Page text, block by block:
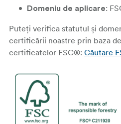
Domeniu de aplicare:
Puteți verifica statutul și
certificării noastre prin baza
certificatelor FSC®: Căutare